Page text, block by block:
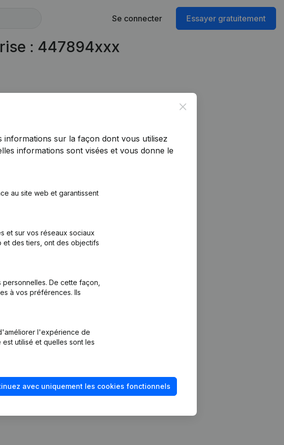
Se connecter Essayer gratuitement
: 447894xxx
Close
sur la façon dont vous utilisez
informations sont visées et vous donne le
au site web et garantissent
et sur vos réseaux sociaux
et des tiers, ont des objectifs
De cette façon,
à vos préférences. Ils
l'expérience de
utilisé et quelles sont les
avec uniquement les cookies fonctionnels
fraude
Consulter des comptes annuels
Vérification de la solvabilité